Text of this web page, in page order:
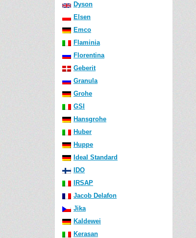
Dyson
Elsen
Emco
Flaminia
Florentina
Geberit
Granula
Grohe
GSI
Hansgrohe
Huber
Huppe
Ideal Standard
IDO
IRSAP
Jacob Delafon
Jika
Kaldewei
Kerasan